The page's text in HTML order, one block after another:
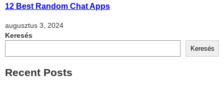
12 Best Random Chat Apps
augusztus 3, 2024
Keresés
Keresés
Recent Posts